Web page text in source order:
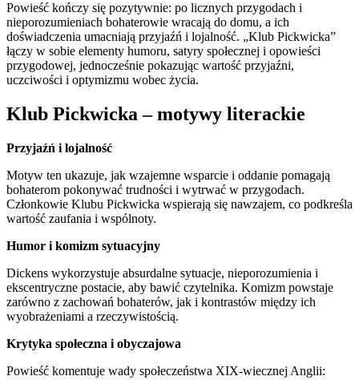
Powieść kończy się pozytywnie: po licznych przygodach i
nieporozumieniach bohaterowie wracają do domu, a ich
doświadczenia umacniają przyjaźń i lojalność. „Klub Pickwicka”
łączy w sobie elementy humoru, satyry społecznej i opowieści
przygodowej, jednocześnie pokazując wartość przyjaźni,
uczciwości i optymizmu wobec życia.
Klub Pickwicka – motywy literackie
Przyjaźń i lojalność
Motyw ten ukazuje, jak wzajemne wsparcie i oddanie pomagają
bohaterom pokonywać trudności i wytrwać w przygodach.
Członkowie Klubu Pickwicka wspierają się nawzajem, co podkreśla
wartość zaufania i wspólnoty.
Humor i komizm sytuacyjny
Dickens wykorzystuje absurdalne sytuacje, nieporozumienia i
ekscentryczne postacie, aby bawić czytelnika. Komizm powstaje
zarówno z zachowań bohaterów, jak i kontrastów między ich
wyobrażeniami a rzeczywistością.
Krytyka społeczna i obyczajowa
Powieść komentuje wady społeczeństwa XIX-wiecznej Anglii: